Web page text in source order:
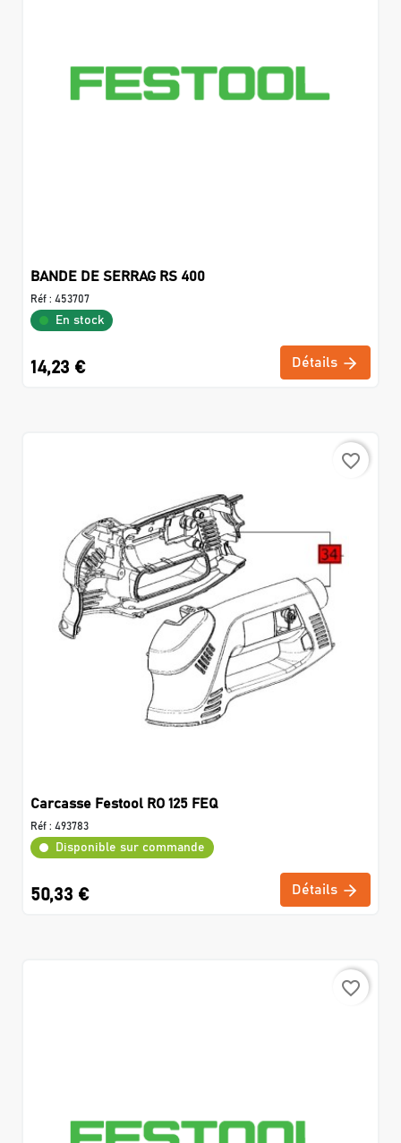
BANDE DE SERRAG RS 400
Réf : 453707
En stock
14,23 € Détails
favorite_border
Carcasse Festool RO 125 FEQ
Réf : 493783
Disponible sur commande
50,33 € Détails
favorite_border